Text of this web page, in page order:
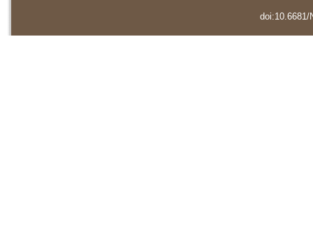
doi:10.6681/